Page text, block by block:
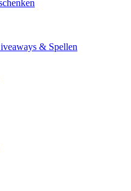
& Spellen